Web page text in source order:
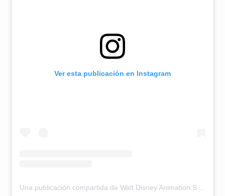
Ver esta publicación en Instagram